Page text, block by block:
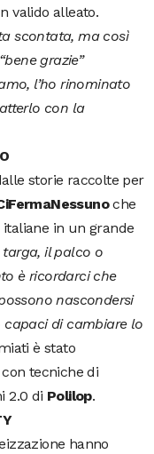
valido alleato.
scontata, ma così
grazie”
l’ho rinominato
con la
storie raccolte per
che
in un grande
il palco o
è ricordarci che
nascondersi
di cambiare lo
è stato
tecniche di
2.0 di Polilop.
hanno